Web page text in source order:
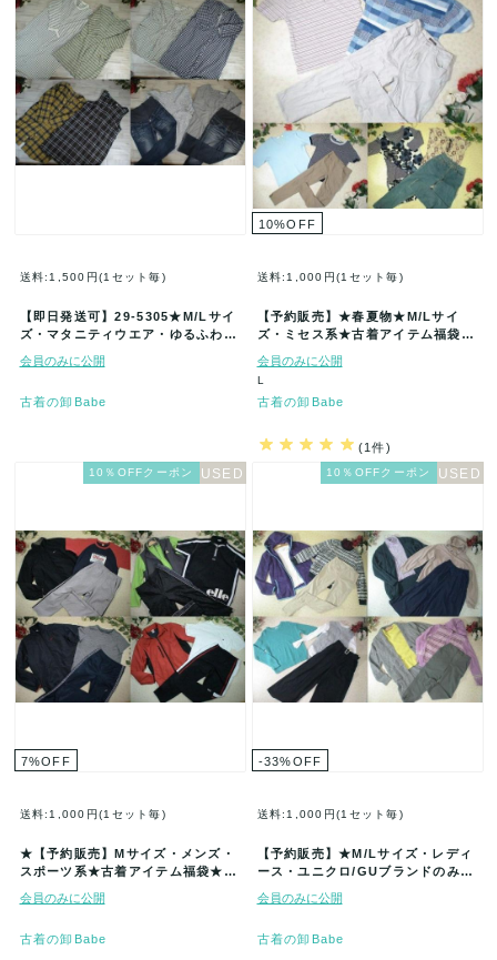
送料:1,500円(1セット毎)
【即日発送可】29-5305★M/Lサイ
ズ・マタニティウエア・ゆるふわコ
会員のみに公開
古着の卸Babe
10%OFF
送料:1,000円(1セット毎)
【予約販売】★春夏物★M/Lサイ
ズ・ミセス系★古着アイテム福袋★
ベ…
会員のみに公開
L
古着の卸Babe
(1件)
10％OFFクーポン
7%OFF
送料:1,000円(1セット毎)
★【予約販売】Mサイズ・メンズ・
スポーツ系★古着アイテム福袋★50
ー…
会員のみに公開
古着の卸Babe
10％OFFクーポン
-33%OFF
送料:1,000円(1セット毎)
【予約販売】★M/Lサイズ・レディ
ース・ユニクロ/GUブランドのみ★
会員のみに公開
古着の卸Babe